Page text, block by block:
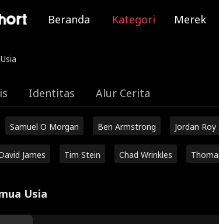
Beranda Kategori Merek
Identitas Alur Cerita
Samuel O Morgan Ben Armstrong Jordan Roy
James Tim Stein Chad Wrinkles
Usia